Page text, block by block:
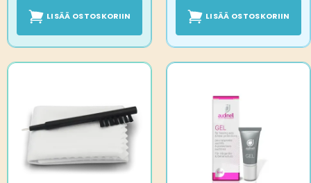
LISÄÄ OSTOSKORIIN LISÄÄ OSTOSKORIIN